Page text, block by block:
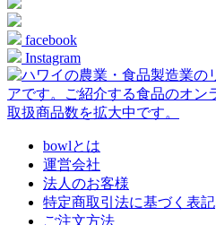
facebook
Instagram
bowlとは
運営会社
法人のお客様
特定商取引法に基づく表記
ご注文方法